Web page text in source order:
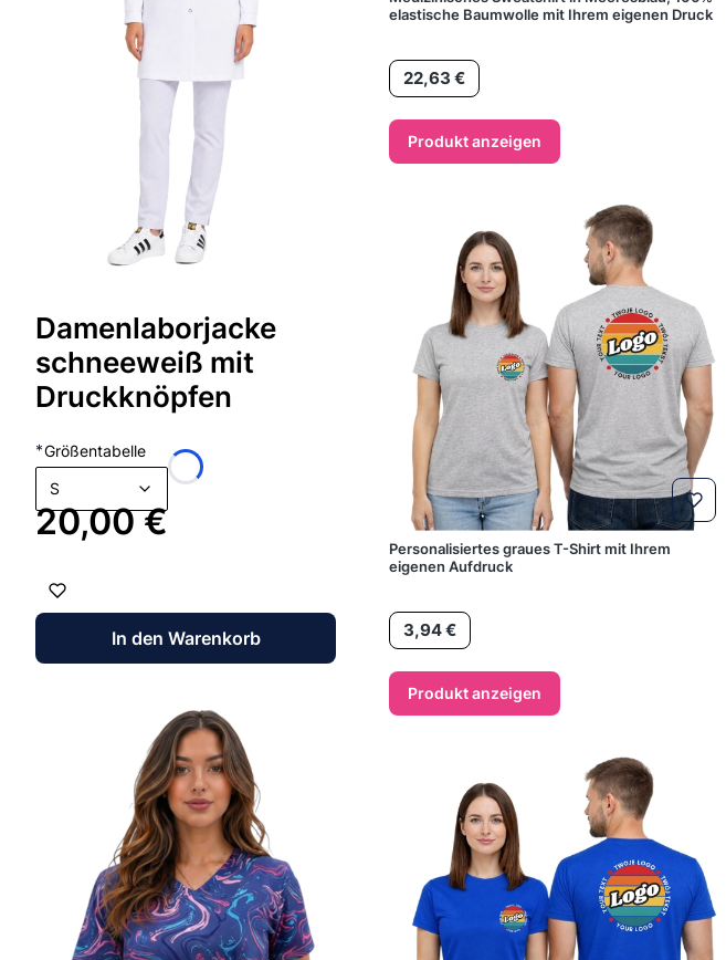
Damenlaborjacke
schneeweiß mit
Druckknöpfen
*Größentabelle
S
Preis
20,00 €
In den Warenkorb
elastische Baumwolle mit Ihrem eigenen Druck
Preis22,63 €
Produkt anzeigen
Personalisiertes graues T-Shirt mit Ihrem
eigenen Aufdruck
Preis
3,94 €
Produkt anzeigen